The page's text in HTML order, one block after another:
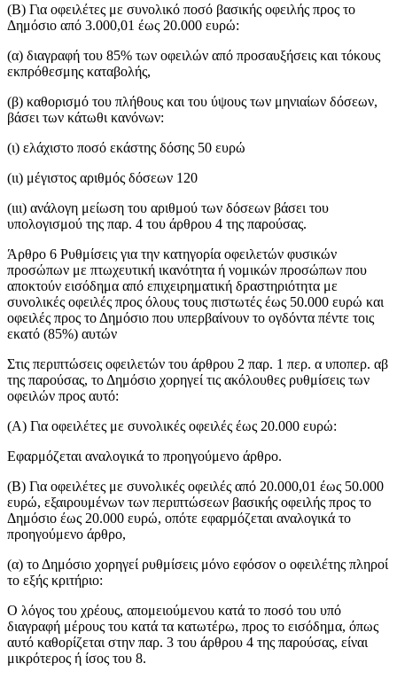
(Β) Για οφειλέτες με συνολικό ποσό βασικής οφειλής προς το
Δημόσιο από 3.000,01 έως 20.000 ευρώ:
(α) διαγραφή του 85% των οφειλών από προσαυξήσεις και τόκους
εκπρόθεσμης καταβολής,
(β) καθορισμό του πλήθους και του ύψους των μηνιαίων δόσεων,
βάσει των κάτωθι κανόνων:
(ι) ελάχιστο ποσό εκάστης δόσης 50 ευρώ
(ιι) μέγιστος αριθμός δόσεων 120
(ιιι) ανάλογη μείωση του αριθμού των δόσεων βάσει του
υπολογισμού της παρ. 4 του άρθρου 4 της παρούσας.
Άρθρο 6 Ρυθμίσεις για την κατηγορία οφειλετών φυσικών
προσώπων με πτωχευτική ικανότητα ή νομικών προσώπων που
αποκτούν εισόδημα από επιχειρηματική δραστηριότητα με
συνολικές οφειλές προς όλους τους πιστωτές έως 50.000 ευρώ και
οφειλές προς το Δημόσιο που υπερβαίνουν το ογδόντα πέντε τοις
εκατό (85%) αυτών
Στις περιπτώσεις οφειλετών του άρθρου 2 παρ. 1 περ. α υποπερ. αβ
της παρούσας, το Δημόσιο χορηγεί τις ακόλουθες ρυθμίσεις των
οφειλών προς αυτό:
(Α) Για οφειλέτες με συνολικές οφειλές έως 20.000 ευρώ:
Εφαρμόζεται αναλογικά το προηγούμενο άρθρο.
(Β) Για οφειλέτες με συνολικές οφειλές από 20.000,01 έως 50.000
ευρώ, εξαιρουμένων των περιπτώσεων βασικής οφειλής προς το
Δημόσιο έως 20.000 ευρώ, οπότε εφαρμόζεται αναλογικά το
προηγούμενο άρθρο,
(α) το Δημόσιο χορηγεί ρυθμίσεις μόνο εφόσον ο οφειλέτης πληροί
το εξής κριτήριο:
Ο λόγος του χρέους, απομειούμενου κατά το ποσό του υπό
διαγραφή μέρους του κατά τα κατωτέρω, προς το εισόδημα, όπως
αυτό καθορίζεται στην παρ. 3 του άρθρου 4 της παρούσας, είναι
μικρότερος ή ίσος του 8.